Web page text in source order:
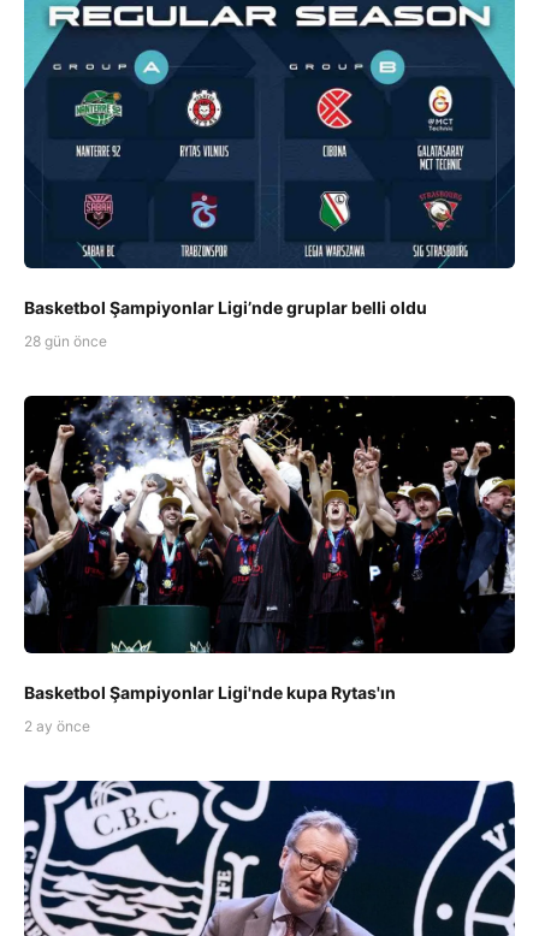
Basketbol Şampiyonlar Ligi’nde gruplar belli oldu
28 gün önce
Basketbol Şampiyonlar Ligi'nde kupa Rytas'ın
2 ay önce